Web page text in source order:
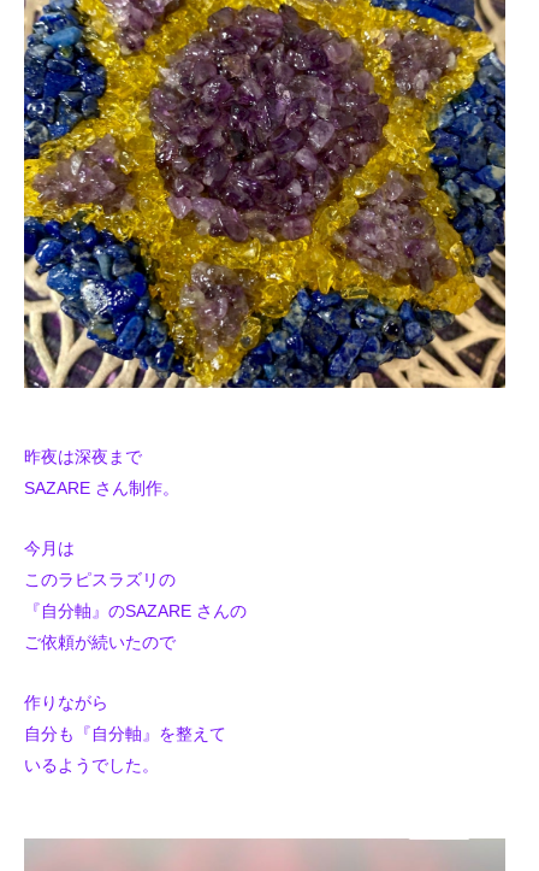
昨夜は深夜まで
SAZARE さん制作。
今月は
このラピスラズリの
『自分軸』のSAZARE さんの
ご依頼が続いたので
作りながら
自分も『自分軸』を整えて
いるようでした。